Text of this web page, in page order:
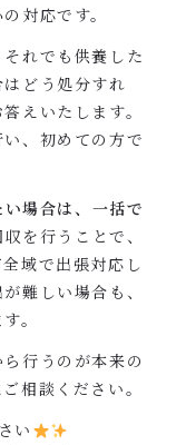
対応です。
れでも供養した
どう処分すれ
えいたします。
、初めての方で
場合は、一括で
を行うことで、
域で出張対応し
難しい場合も、
。
行うのが本来の
相談ください。
い